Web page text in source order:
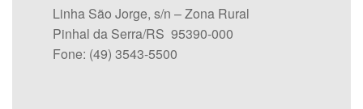
Linha São Jorge, s/n – Zona Rural
Pinhal da Serra/RS 95390-000
Fone: (49) 3543-5500